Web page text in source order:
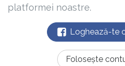
platformei noastre.
Loghează-te
Folosește